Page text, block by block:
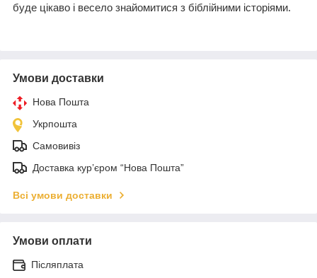
буде цікаво і весело знайомитися з біблійними історіями.
Умови доставки
Нова Пошта
Укрпошта
Самовивіз
Доставка кур’єром “Нова Пошта”
Всі умови доставки
Умови оплати
Післяплата